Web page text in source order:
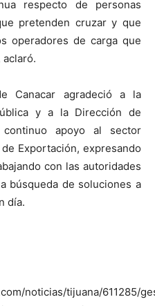
respecto de personas
pretenden cruzar y que
operadores de carga que
aclaró.
Canacar agradeció a la
y a la Dirección de
apoyo al sector
Exportación, expresando
con las autoridades
búsqueda de soluciones a
día.
noticias/tijuana/611285/